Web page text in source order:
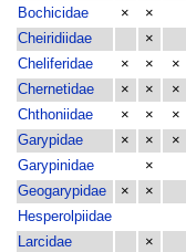
Bochicidae
×
×
Cheiridiidae
×
Cheliferidae
× × ×
Chernetidae
× × ×
Chthoniidae
× × ×
Garypidae
× × ×
Garypinidae
×
Geogarypidae
× ×
Hesperolpiidae
Larcidae
×